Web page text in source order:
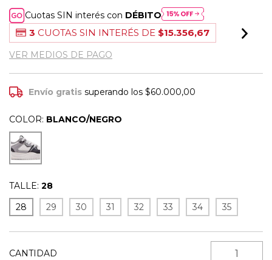
Cuotas SIN interés con DÉBITO
3 CUOTAS SIN INTERÉS DE $15.356,67
VER MEDIOS DE PAGO
Envío gratis superando los$60.000,00
COLOR: BLANCO/NEGRO
TALLE: 28
28
29 30 31 32 33 34 35
CANTIDAD